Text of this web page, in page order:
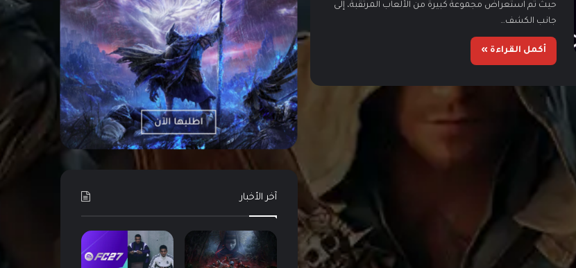
حيث تم استعراض مجموعة كبيرة من الألعاب المرتقبة، إلى
جانب الكشف…
أكمل القراءة »
آخر الأخبار